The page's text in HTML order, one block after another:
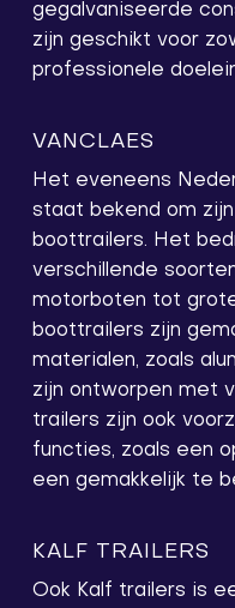
gegalvaniseerde
zijn geschikt voor
professionele
VANCLAES
Het eveneens
staat bekend om
boottrailers. Het
verschillende
motorboten tot
boottrailers zijn
materialen, zoals
zijn ontworpen met
trailers zijn ook
functies, zoals een
een gemakkelijk te
KALF TRAILERS
Ook Kalf trailers is